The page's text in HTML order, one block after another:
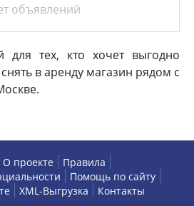
объявлений
для тех, кто хочет выгодно
в аренду магазин рядом с
О проекте
Правила
Помощь по сайту
XML-Выгрузка Контакты